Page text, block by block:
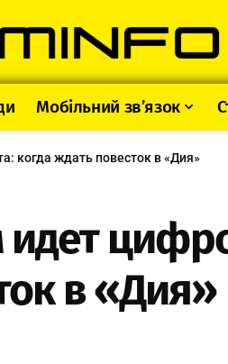
Мобільний зв’язок
когда ждать повесток в «Дия»
в «Дия»